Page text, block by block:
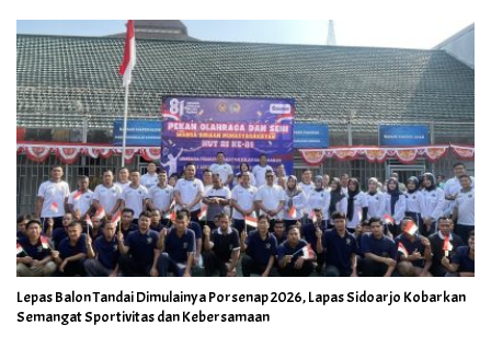
Lepas Balon Tandai Dimulainya Porsenap 2026, Lapas Sidoarjo Kobarkan
Semangat Sportivitas dan Kebersamaan